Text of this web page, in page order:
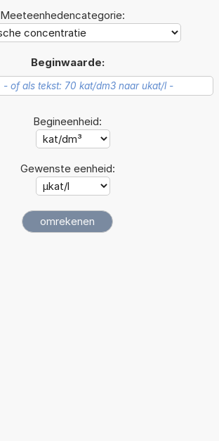
Meeteenhedencategorie:
Beginwaarde:
Begineenheid:
Gewenste eenheid: